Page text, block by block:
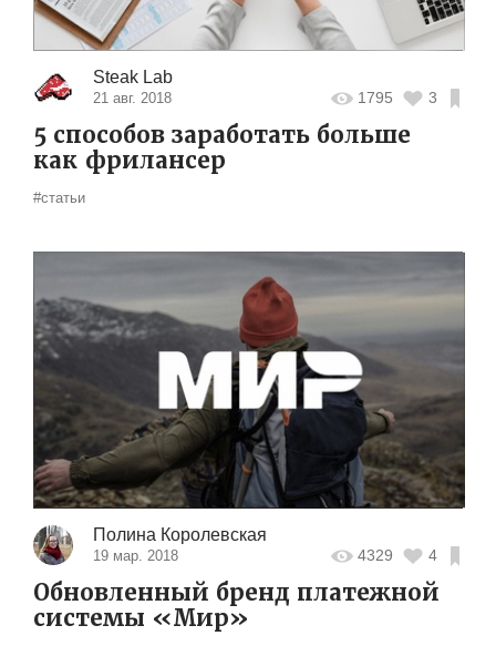
Steak Lab
21 авг. 2018 1795 3
5 способов заработать больше
как фрилансер
#статьи
Полина Королевская
19 мар. 2018 4329 4
Обновленный бренд платежной
системы «Мир»